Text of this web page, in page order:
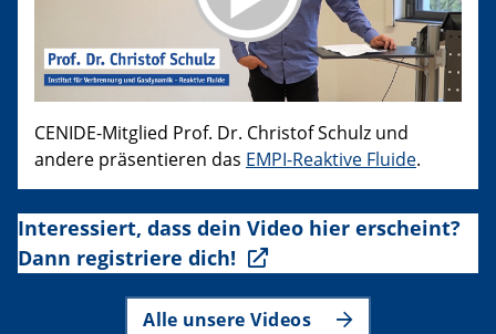
CENIDE-Mitglied Prof. Dr. Christof Schulz und
andere präsentieren das EMPI-Reaktive Fluide.
Interessiert, dass dein Video hier erscheint?
Dann registriere dich!
Alle unsere Videos